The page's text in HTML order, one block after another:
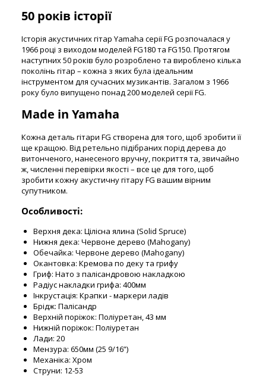
50 років історії
Історія акустичних гітар Yamaha серії FG розпочалася у
1966 році з виходом моделей FG180 та FG150. Протягом
наступних 50 років було розроблено та вироблено кілька
поколінь гітар – кожна з яких була ідеальним
інструментом для сучасних музикантів. Загалом з 1966
року було випущено понад 200 моделей серії FG.
Made in Yamaha
Кожна деталь гітари FG створена для того, щоб зробити її
ще кращою. Від ретельно підібраних порід дерева до
витонченого, нанесеного вручну, покриття та, звичайно
ж, численні перевірки якості – все це для того, щоб
зробити кожну акустичну гітару FG вашим вірним
супутником.
Особливості:
Верхня дека: Цілісна ялина (Solid Spruce)
Нижня дека: Червоне дерево (Mahogany)
Обечайка: Червоне дерево (Mahogany)
Окантовка: Кремова по деку та грифу
Гриф: Нато з палісандровою накладкою
Радіус накладки грифа: 400мм
Інкрустація: Крапки - маркери ладів
Брідж: Палісандр
Верхній поріжок: Поліуретан, 43 мм
Нижній поріжок: Поліуретан
Лади: 20
Мензура: 650мм (25 9/16”)
Механіка: Хром
Струни: 12-53